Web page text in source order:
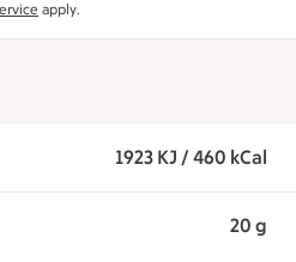
apply.
1923 KJ / 460 kCal
20 g